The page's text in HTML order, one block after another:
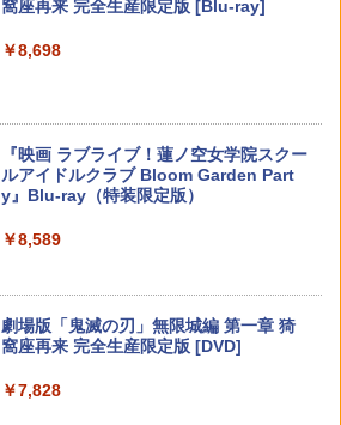
￥7,021
【楽天ブックス限定特典】スプラトゥー
ン レイダース(メッシュトートバッグ
（アクリルチャーム付き）)
Nintendo Switch 2 ドンキーコング バ
ナンザ スイッチ2 ゲームソフト 新品 ゲ
ーム パッケージ版
￥7,535
￥3,600
＼10%OFFクーポン／PS5 slim スタン
電指示ランプ付 RGBライト 収納 多機能
USBケーブル付
￥3,780
￥4,400
Switch2 ケース スイッチ2 Nintendo 対
い ニンテンドースイッチ カバー ポーチ
switch Lite 新型 本体 ジョイコン ソフ
ト ケーブル 収納可能 ポーチ クリスマス
ギフト クリスマス プレゼント 送料無料
￥1,300
鬼滅の刃 倉庫
￥3,680
上伊那ぼたん、酔へる姿は百合の花 2
弓 ]
￥6,006
ニンテンドープリペイド番号 9000円|オ
ンラインコード版
￥9,000
ニンテンドープリペイド番号 5000円|オ
ンラインコード版
￥5,000
J) PlayStation 5
￥11,849
トローラー ミッドナイト ブラック(CFI-
ZCT2J01)
トローラー(CFI-ZCT2J)
【純正品】Xbox 充電式バッテリー + US
B-C ケーブル
￥2,618
【純正品】Xbox ワイヤレス コントロー
￥8,020
窩座再来 完全生産限定版 [Blu-ray]
￥8,698
『映画 ラブライブ！蓮ノ空女学院スクー
ルアイドルクラブ Bloom Garden Part
y』Blu-ray（特装限定版）
￥8,589
劇場版「鬼滅の刃」無限城編 第一章 猗
窩座再来 完全生産限定版 [DVD]
￥7,828